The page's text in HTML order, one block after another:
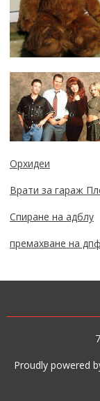
Орхидеи
Врати за гараж
Спиране на адблу
премахване на дпф
Proudly powered